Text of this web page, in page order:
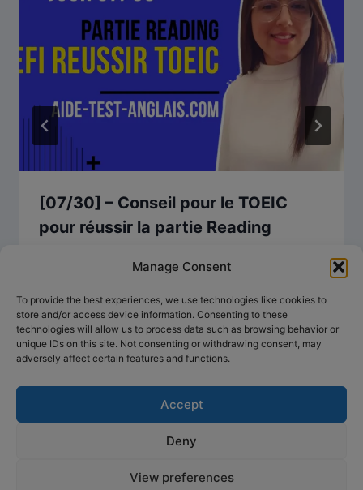
Manage Consent
To provide the best experiences, we use technologies like cookies to
store and/or access device information. Consenting to these
technologies will allow us to process data such as browsing behavior or
unique IDs on this site. Not consenting or withdrawing consent, may
adversely affect certain features and functions.
Accept
Deny
View preferences
[07/30] – Conseil pour le TOEIC
pour réussir la partie Reading
© 2026 Anglais concret, préparation simplifiée -